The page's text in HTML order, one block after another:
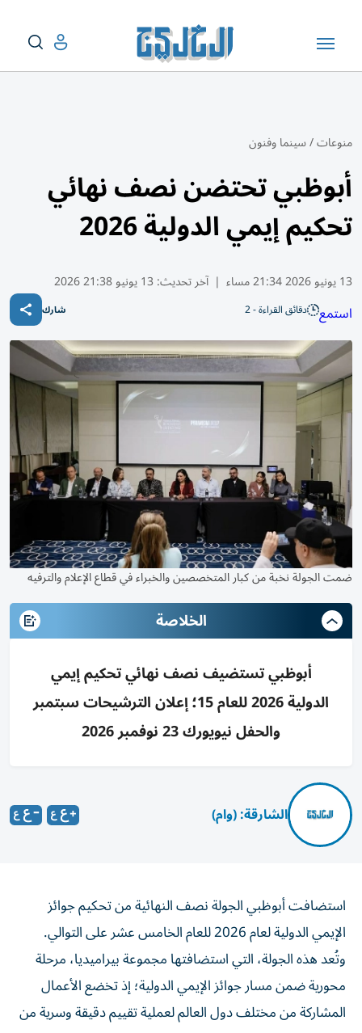
منوعات/سينما وفنون
أبوظبي تحتضن نصف نهائي
تحكيم إيمي الدولية 2026
13 يونيو 2026 21:34 مساء | آخر تحديث: 13 يونيو 21:38 2026
استمع دقائق القراءة - 2 شارك
ضمت الجولة نخبة من كبار المتخصصين والخبراء في قطاع الإعلام والترفيه
الخلاصة
أبوظبي تستضيف نصف نهائي تحكيم إيمي
الدولية 2026 للعام 15؛ إعلان الترشيحات سبتمبر
والحفل نيويورك 23 نوفمبر 2026
الشارقة: (وام)
استضافت أبوظبي الجولة نصف النهائية من تحكيم جوائز
الإيمي الدولية لعام 2026 للعام الخامس عشر على التوالي.
وتُعد هذه الجولة، التي استضافتها مجموعة بيراميديا، مرحلة
محورية ضمن مسار جوائز الإيمي الدولية؛ إذ تخضع الأعمال
المشاركة من مختلف دول العالم لعملية تقييم دقيقة وسرية من